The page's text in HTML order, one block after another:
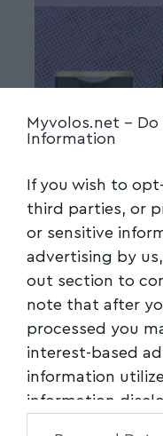
Myvolos.net - Do
Information
If you wish to
third parties, or
or sensitive
advertising by
out section to
note that after
processed you
interest-based
information
information